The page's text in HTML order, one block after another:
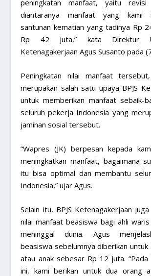
peningkatan manfaat, yaitu
diantaranya manfaat yang kami
santunan kematian yang tadinya Rp
Rp 42 juta,” kata Direktur
Ketenagakerjaan Agus Susanto pada
Peningkatan nilai manfaat
merupakan salah satu upaya BPJS
untuk memberikan manfaat sebaik-
seluruh pekerja Indonesia yang
jaminan sosial tersebut.
“Wapres (JK) berpesan kepada
meningkatkan manfaat, bagaimana
itu bisa optimal dan membantu
Indonesia,” ujar Agus.
Selain itu, BPJS Ketenagakerjaan
nilai manfaat beasiswa bagi ahli
meninggal dunia. Agus
beasiswa sebelumnya diberikan untuk
atau anak sebesar Rp 12 juta.
ini, kami berikan untuk dua orang